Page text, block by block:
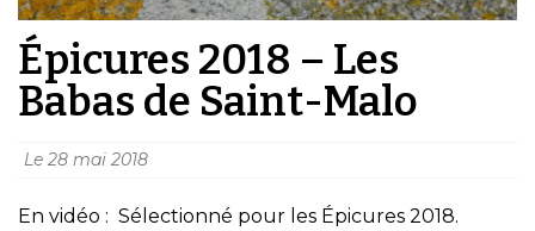
Épicures 2018 – Les
Babas de Saint-Malo
Le 28 mai 2018
En vidéo : Sélectionné pour les Épicures 2018.